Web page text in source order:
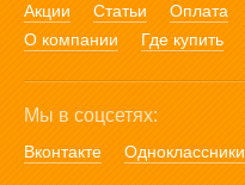
Акции Статьи Оплата
О компании
Где купить
Мы в соцсетях:
Вконтакте Одноклассники